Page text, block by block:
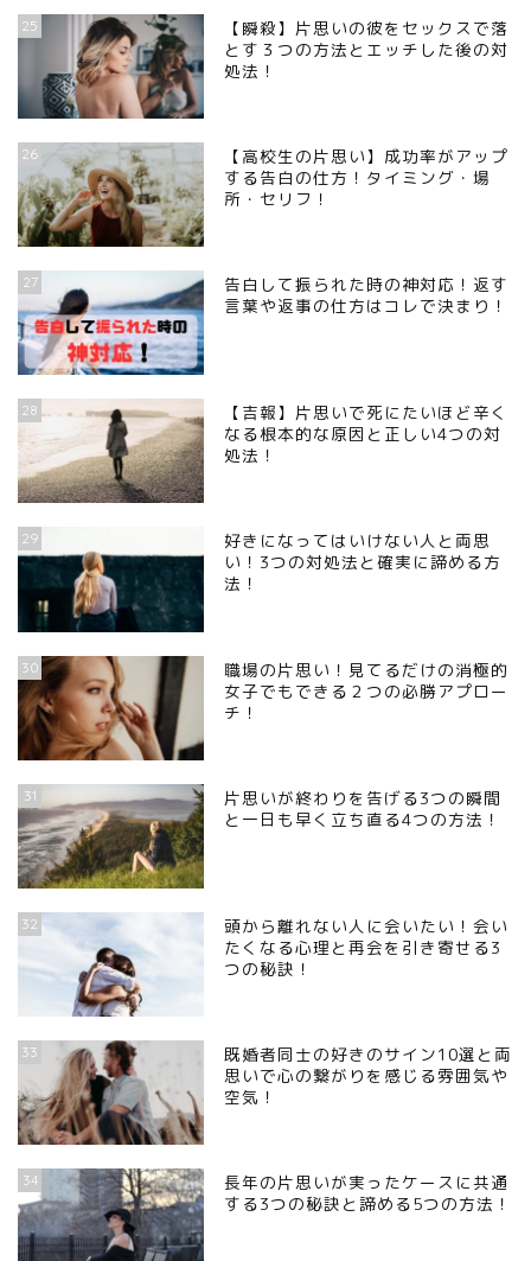
25
【瞬殺】片思いの彼をセックスで落
とす３つの方法とエッチした後の対
処法！
26
【高校生の片思い】成功率がアップ
する告白の仕方！タイミング・場
所・セリフ！
27
告白して振られた時の神対応！返す
言葉や返事の仕方はコレで決まり！
28
【吉報】片思いで死にたいほど辛く
なる根本的な原因と正しい4つの対
処法！
29
好きになってはいけない人と両思
い！3つの対処法と確実に諦める方
法！
30
職場の片思い！見てるだけの消極的
女子でもできる２つの必勝アプロー
チ！
31
片思いが終わりを告げる3つの瞬間
と一日も早く立ち直る4つの方法！
32
頭から離れない人に会いたい！会い
たくなる心理と再会を引き寄せる3
つの秘訣！
33
既婚者同士の好きのサイン10選と両
思いで心の繋がりを感じる雰囲気や
空気！
34
長年の片思いが実ったケースに共通
する3つの秘訣と諦める5つの方法！